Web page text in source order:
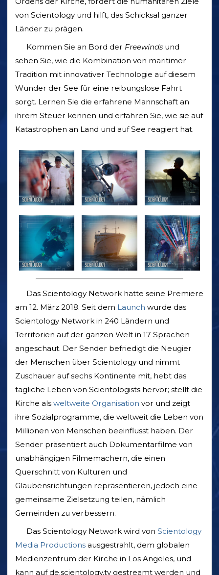
von Scientology und hilft, das Schicksal ganzer
Länder zu prägen.
Kommen Sie an Bord der Freewinds und
sehen Sie, wie die Kombination von maritimer
Tradition mit innovativer Technologie auf diesem
Wunder der See für eine reibungslose Fahrt
sorgt. Lernen Sie die erfahrene Mannschaft an
ihrem Steuer kennen und erfahren Sie, wie sie auf
Katastrophen an Land und auf See reagiert hat.
Das Scientology Network hatte seine Premiere
am 12. März 2018. Seit dem Launch wurde das
Scientology Network in 240 Ländern und
Territorien auf der ganzen Welt in 17 Sprachen
angeschaut. Der Sender befriedigt die Neugier
der Menschen über Scientology und nimmt
Zuschauer auf sechs Kontinente mit, hebt das
tägliche Leben von Scientologists hervor; stellt die
Kirche als weltweite Organisation vor und zeigt
ihre Sozialprogramme, die weltweit die Leben von
Millionen von Menschen beeinflusst haben. Der
Sender präsentiert auch Dokumentarfilme von
unabhängigen Filmemachern, die einen
Querschnitt von Kulturen und
Glaubensrichtungen repräsentieren, jedoch eine
gemeinsame Zielsetzung teilen, nämlich
Gemeinden zu verbessern.
Das Scientology Network wird von Scientology
Media Productions ausgestrahlt, dem globalen
Medienzentrum der Kirche in Los Angeles, und
kann auf de.scientology.tv gestreamt werden und